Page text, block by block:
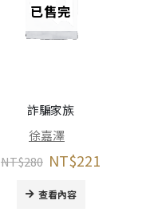
已售完
詐騙家族
徐嘉澤
NT$280 NT$221
查看內容